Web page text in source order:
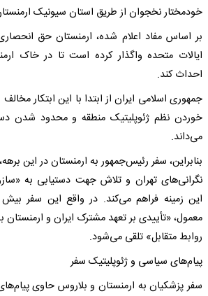
خودمختار نخجوان از طریق استان سیونیک
بر اساس مفاد اعلام ‌شده، ارمنستان حق
ایالات متحده واگذار کرده است تا در خاک
احداث کند.
جمهوری اسلامی ایران از ابتدا با این ابتکار
خوردن نظم ژئوپلیتیک منطقه و محدود شدن
می‌داند.
بنابراین، سفر رئیس‌جمهور به ارمنستان در این
نگرانی‌های تهران و تلاش جهت دستیابی به
این زمینه فراهم می‌کند. در واقع این سفر بیش
معمول، «تأییدی بر تعهد مشترک ایران و
روابط متقابل» تلقی می‌شود.
پیام‌های سیاسی و ژئوپلیتیک سفر
سفر پزشکیان به ارمنستان و بلاروس حاوی